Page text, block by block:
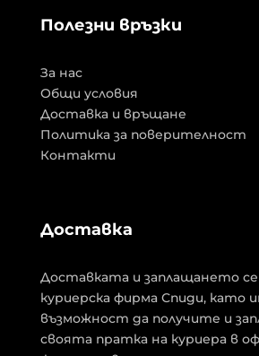
Полезни връзки
За нас
Общи условия
Доставка и връщане
Политика за поверителност
Контакти
Доставка
Доставката и заплащането
куриерска фирма Спиди, като
възможност да получите и
своята пратка на куриера в